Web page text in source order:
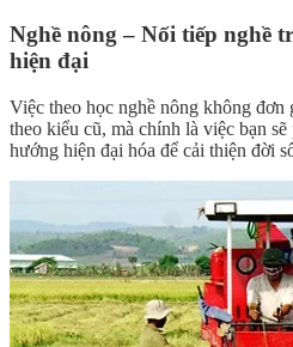
Nghề nông – Nối tiếp nghề
hiện đại
Việc theo học nghề nông không đơn
theo kiểu cũ, mà chính là việc bạn
hướng hiện đại hóa để cải thiện đời